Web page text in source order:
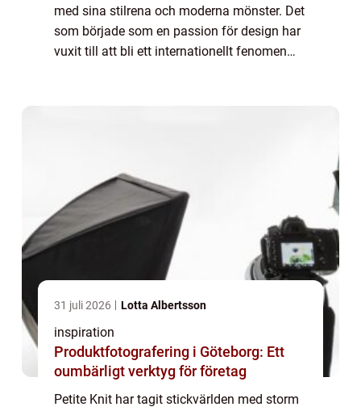
med sina stilrena och moderna mönster. Det
som började som en passion för design har
vuxit till att bli ett internationellt fenomen
31 juli 2026 Lotta Albertsson
inspiration
Produktfotografering i Göteborg: Ett
oumbärligt verktyg för företag
Petite Knit har tagit stickvärlden med storm